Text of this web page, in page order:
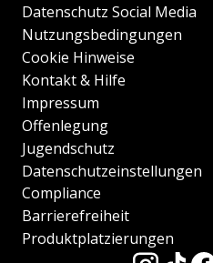
Datenschutz Social Media
Nutzungsbedingungen
Cookie Hinweise
Kontakt & Hilfe
Impressum
Offenlegung
Jugendschutz
Datenschutzeinstellungen
Compliance
Barrierefreiheit
Produktplatzierungen